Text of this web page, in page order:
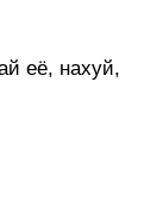
её, нахуй,